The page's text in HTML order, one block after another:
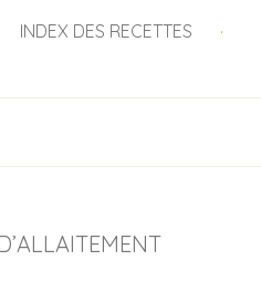
INDEX DES RECETTES